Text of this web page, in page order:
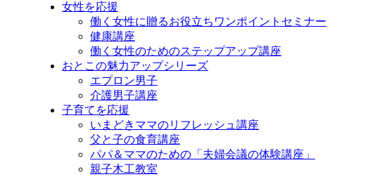
女性を応援
働く女性に贈るお役立ちワンポイントセミナー
健康講座
働く女性のためのステップアップ講座
おとこの魅力アップシリーズ
エプロン男子
介護男子講座
子育てを応援
いまどきママのリフレッシュ講座
父と子の食育講座
パパ＆ママのための「夫婦会議の体験講座」
親子木工教室